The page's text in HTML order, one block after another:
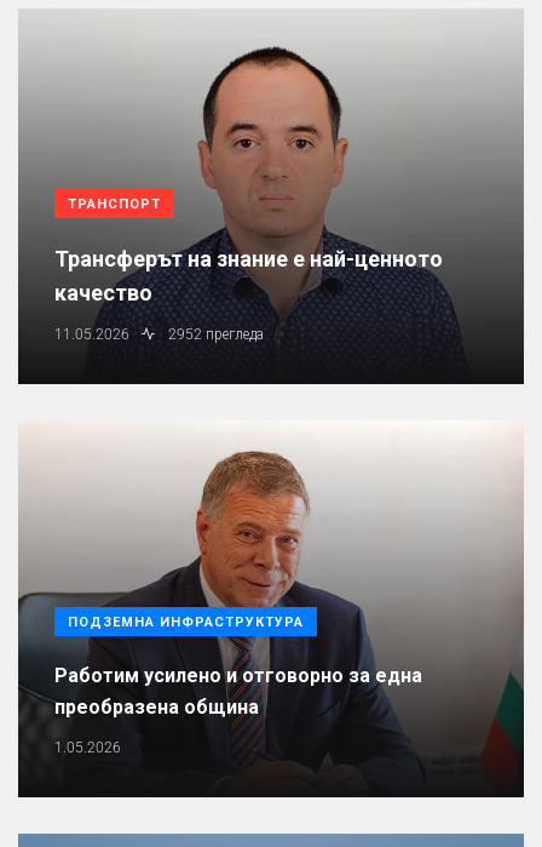
ТРАНСПОРТ
Трансферът на знание е най-ценното
качество
11.05.2026 2952 прегледа
ПОДЗЕМНА ИНФРАСТРУКТУРА
Работим усилено и отговорно за една
преобразена община
1.05.2026